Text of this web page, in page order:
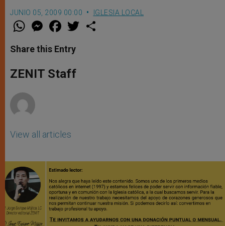
JUNIO 05, 2009 00:00 IGLESIA LOCAL
W
t
s
p
p
M
e
s
e
g
e
F
a
e
b
o
k
w
Share this Entry
ZENIT Staff
View all articles